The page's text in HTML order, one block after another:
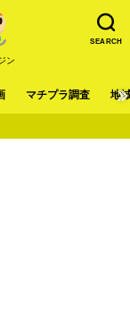
SEARCH
ン
マチプラ調査 地